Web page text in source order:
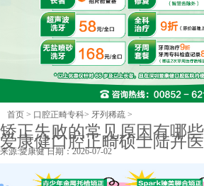
首页 > 口腔正畸专科> 牙列稀疏 >
矫正失败的常见原因有哪
爱康健口腔正畸硕士陆卉
来源:愛康健日期：2026-07-02